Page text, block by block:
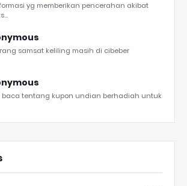
yg memberikan pencerahan akibat
samsat keliling masih di cibeber
baca tentang kupon undian berhadiah untuk